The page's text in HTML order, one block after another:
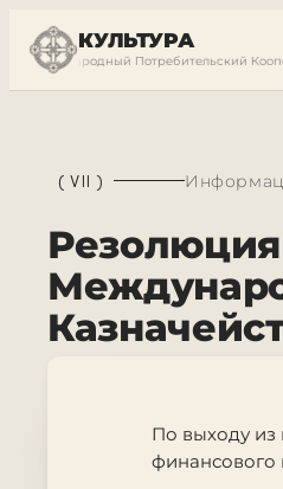
КУЛЬТУРА
Международный Потребительский
(VII )
По выходу из
финансового